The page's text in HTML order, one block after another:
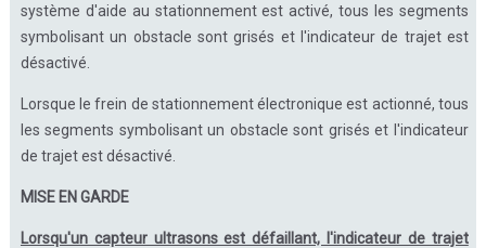
système d'aide au stationnement est activé, tous les segments
symbolisant un obstacle sont grisés et l'indicateur de trajet est
désactivé.
Lorsque le frein de stationnement électronique est actionné, tous
les segments symbolisant un obstacle sont grisés et l'indicateur
de trajet est désactivé.
MISE EN GARDE
Lorsqu'un capteur ultrasons est défaillant, l'indicateur de trajet